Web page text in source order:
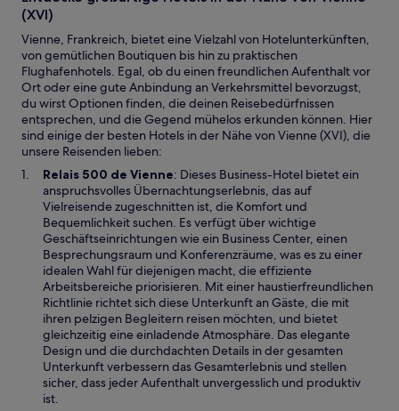
(XVI)
Vienne, Frankreich, bietet eine Vielzahl von Hotelunterkünften,
von gemütlichen Boutiquen bis hin zu praktischen
Flughafenhotels. Egal, ob du einen freundlichen Aufenthalt vor
Ort oder eine gute Anbindung an Verkehrsmittel bevorzugst,
du wirst Optionen finden, die deinen Reisebedürfnissen
entsprechen, und die Gegend mühelos erkunden können. Hier
sind einige der besten Hotels in der Nähe von Vienne (XVI), die
unsere Reisenden lieben:
Relais 500 de VienneW
i
r
d
i
n
e
i
n
e
m
n
e
u
: Dieses Business-Hotel bietet ein
anspruchsvolles Übernachtungserlebnis, das auf
Vielreisende zugeschnitten ist, die Komfort und
Bequemlichkeit suchen. Es verfügt über wichtige
Geschäftseinrichtungen wie ein Business Center, einen
Besprechungsraum und Konferenzräume, was es zu einer
idealen Wahl für diejenigen macht, die effiziente
Arbeitsbereiche priorisieren. Mit einer haustierfreundlichen
Richtlinie richtet sich diese Unterkunft an Gäste, die mit
ihren pelzigen Begleitern reisen möchten, und bietet
gleichzeitig eine einladende Atmosphäre. Das elegante
Design und die durchdachten Details in der gesamten
Unterkunft verbessern das Gesamterlebnis und stellen
sicher, dass jeder Aufenthalt unvergesslich und produktiv
ist.